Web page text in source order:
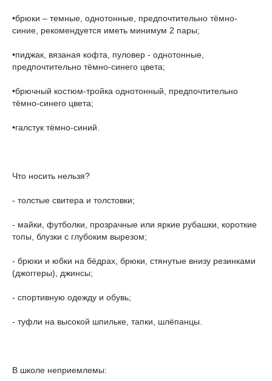
•брюки – темные, однотонные, предпочтительно тёмно-
синие, рекомендуется иметь минимум 2 пары;
•пиджак, вязаная кофта, пуловер - однотонные,
предпочтительно тёмно-синего цвета;
•брючный костюм-тройка однотонный, предпочтительно
тёмно-синего цвета;
•галстук тёмно-синий.
Что носить нельзя?
- толстые свитера и толстовки;
- майки, футболки, прозрачные или яркие рубашки, короткие
топы, блузки с глубоким вырезом;
- брюки и юбки на бёдрах, брюки, стянутые внизу резинками
(джоггеры), джинсы;
- спортивную одежду и обувь;
- туфли на высокой шпильке, тапки, шлёпанцы.
В школе неприемлемы: